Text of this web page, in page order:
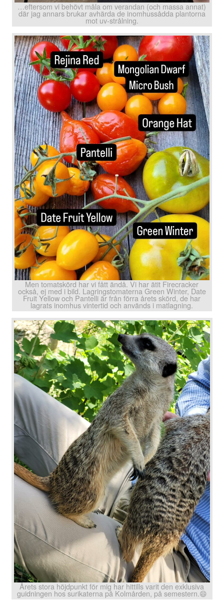
…eftersom vi behövt måla om verandan (och massa annat)
där jag annars brukar avhärda de inomhussådda plantorna
mot uv-strålning.
Men tomatskörd har vi fått ändå. Vi har ätit Firecracker
också, ej med i bild. Lagringstomaterna Green Winter, Date
Fruit Yellow och Pantelli är från förra årets skörd, de har
lagrats inomhus vintertid och används i matlagning.
Årets stora höjdpunkt för mig har hittills varit den exklusiva
guidningen hos surikaterna på Kolmården, på semestern.😄